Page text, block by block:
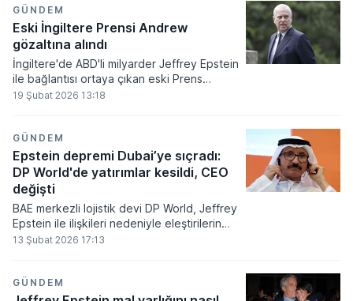
GÜNDEM
Eski İngiltere Prensi Andrew
gözaltına alındı
İngiltere'de ABD'li milyarder Jeffrey Epstein
ile bağlantısı ortaya çıkan eski Prens
Andrew Mountbatten-Windsor, kamu
19 Şubat 2026 13:18
GÜNDEM
Epstein depremi Dubai’ye sıçradı:
DP World'de yatırımlar kesildi, CEO
değişti
BAE merkezli lojistik devi DP World, Jeffrey
Epstein ile ilişkileri nedeniyle eleştirilerin
odağında olan Sultan Ahmed bin Sulayem’in
aldıklarını duyurdu.
13 Şubat 2026 17:13
GÜNDEM